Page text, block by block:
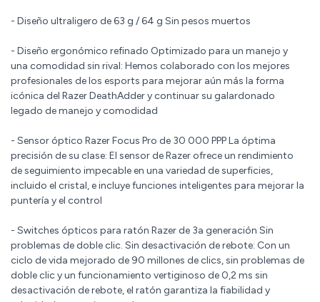
- Diseño ultraligero de 63 g / 64 g Sin pesos muertos
- Diseño ergonómico refinado Optimizado para un manejo y
una comodidad sin rival: Hemos colaborado con los mejores
profesionales de los esports para mejorar aún más la forma
icónica del Razer DeathAdder y continuar su galardonado
legado de manejo y comodidad
- Sensor óptico Razer Focus Pro de 30 000 PPP La óptima
precisión de su clase: El sensor de Razer ofrece un rendimiento
de seguimiento impecable en una variedad de superficies,
incluido el cristal, e incluye funciones inteligentes para mejorar la
puntería y el control
- Switches ópticos para ratón Razer de 3a generación Sin
problemas de doble clic. Sin desactivación de rebote: Con un
ciclo de vida mejorado de 90 millones de clics, sin problemas de
doble clic y un funcionamiento vertiginoso de 0,2 ms sin
desactivación de rebote, el ratón garantiza la fiabilidad y